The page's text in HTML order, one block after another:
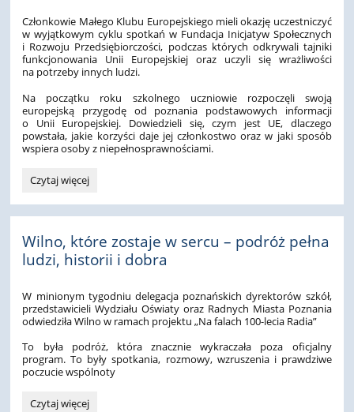
Członkowie Małego Klubu Europejskiego mieli okazję uczestniczyć
w wyjątkowym cyklu spotkań w Fundacja Inicjatyw Społecznych
i Rozwoju Przedsiębiorczości, podczas których odkrywali tajniki
funkcjonowania Unii Europejskiej oraz uczyli się wrażliwości
na potrzeby innych ludzi.
Na początku roku szkolnego uczniowie rozpoczęli swoją
europejską przygodę od poznania podstawowych informacji
o Unii Europejskiej. Dowiedzieli się, czym jest UE, dlaczego
powstała, jakie korzyści daje jej członkostwo oraz w jaki sposób
wspiera osoby z niepełnosprawnościami.
Od
do
wiedzy
–
niezwykła
Małego
Klubu
Europejskiego!:
Czytaj więcej
Wilno, które zostaje w sercu – podróż pełna
ludzi, historii i dobra
W minionym tygodniu delegacja poznańskich dyrektorów szkół,
przedstawicieli Wydziału Oświaty oraz Radnych Miasta Poznania
odwiedziła Wilno w ramach projektu „Na falach 100-lecia Radia”
To była podróż, która znacznie wykraczała poza oficjalny
program. To były spotkania, rozmowy, wzruszenia i prawdziwe
poczucie wspólnoty
Wilno,
Czytaj więcej